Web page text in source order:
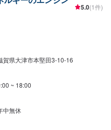
5.0(1件)
賀県大津市本堅田3-10-16
~ 18:00
中無休